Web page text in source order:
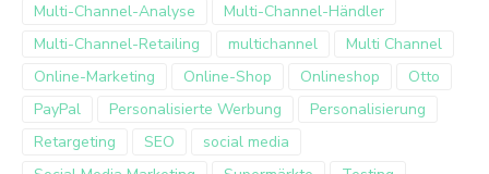
Multi-Channel-Analyse
Multi-Channel-Händler
Multi-Channel-Retailing
multichannel
Multi Channel
Online-Marketing
Online-Shop Onlineshop
Otto
PayPal
Personalisierte Werbung
Personalisierung
Retargeting
SEO
social media